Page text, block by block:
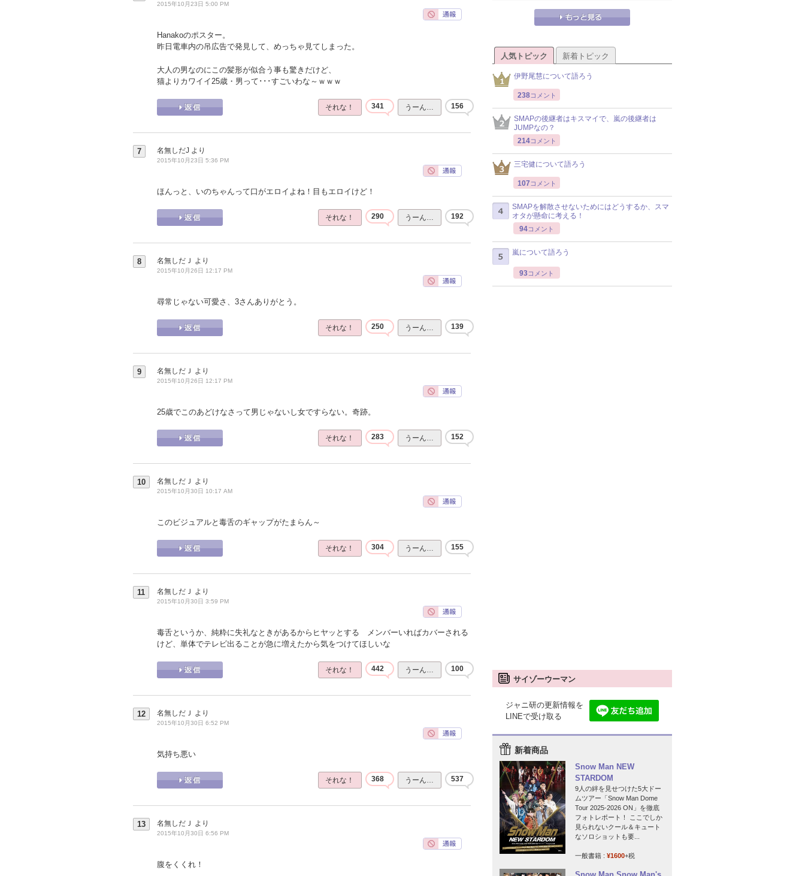
2015年10月23日 5:00 PM
Hanakoのポスター。
昨日電車内の吊広告で発見して、めっちゃ見てしまった。
大人の男なのにこの髪形が似合う事も驚きだけど、
猫よりカワイイ25歳・男って･･･すごいわな～ｗｗｗ
それな！ 341 うーん… 156
7 名無しだJ より
2015年10月23日 5:36 PM
ほんっと、いのちゃんって口がエロイよね！目もエロイけど！
それな！ 290 うーん… 192
8 名無しだＪ より
2015年10月26日 12:17 PM
尋常じゃない可愛さ、3さんありがとう。
それな！ 250 うーん… 139
9 名無しだＪ より
2015年10月26日 12:17 PM
25歳でこのあどけなさって男じゃないし女ですらない。奇跡。
それな！ 283 うーん… 152
10 名無しだＪ より
2015年10月30日 10:17 AM
このビジュアルと毒舌のギャップがたまらん～
それな！ 304 うーん… 155
11 名無しだＪ より
2015年10月30日 3:59 PM
毒舌というか、純粋に失礼なときがあるからヒヤッとする メンバーいればカバーされる
けど、単体でテレビ出ることが急に増えたから気をつけてほしいな
それな！ 442 うーん… 100
12 名無しだＪ より
2015年10月30日 6:52 PM
気持ち悪い
それな！ 368 うーん… 537
13 名無しだＪ より
2015年10月30日 6:56 PM
腹をくくれ！
人気トピック 新着トピック
伊野尾慧について語ろう
238コメント
SMAPの後継者はキスマイで、嵐の後継者は
JUMPなの？
214コメント
三宅健について語ろう
107 コメント
SMAPを解散させないためにはどうするか、スマ
オタが懸命に考える！
94コメント
嵐について語ろう
93コメント
サイゾーウーマン
ジャニ研の更新情報を
LINEで受け取る
新着商品
Snow Man NEW
STARDOM
9人の絆を見せつけた5大ドー
ムツアー「Snow Man Dome
Tour 2025-2026 ON」を徹底
フォトレポート！ ここでしか
見られないクール＆キュート
なソロショットも要...
一般書籍 : ¥1600+税